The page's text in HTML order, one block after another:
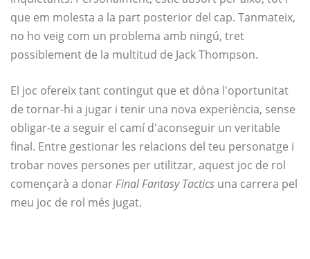
que em molesta a la part posterior del cap. Tanmateix,
no ho veig com un problema amb ningú, tret
possiblement de la multitud de Jack Thompson.
El joc ofereix tant contingut que et dóna l'oportunitat
de tornar-hi a jugar i tenir una nova experiència, sense
obligar-te a seguir el camí d'aconseguir un veritable
final. Entre gestionar les relacions del teu personatge i
trobar noves persones per utilitzar, aquest joc de rol
començarà a donarFinal Fantasy Tactics una carrera pel
meu joc de rol més jugat.